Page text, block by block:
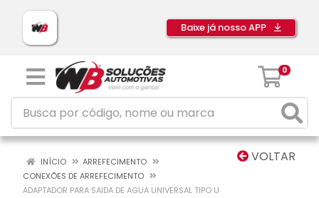
Baixe já nosso APP
0
VOLTAR
INÍCIO
ARREFECIMENTO
CONEXÕES DE ARREFECIMENTO
ADAPTADOR PARA SAIDA DE AGUA UNIVERSAL TIPO U